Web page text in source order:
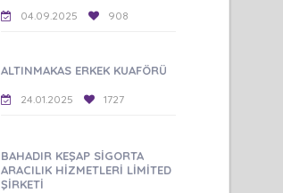
04.09.2025 908
ALTINMAKAS ERKEK KUAFÖRÜ
24.01.2025 1727
BAHADIR KEŞAP SİGORTA
ARACILIK HİZMETLERİ LİMİTED
ŞİRKETİ